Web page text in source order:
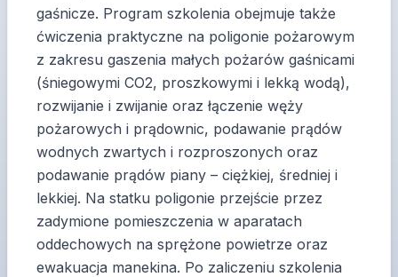
gaśnicze. Program szkolenia obejmuje także
ćwiczenia praktyczne na poligonie pożarowym
z zakresu gaszenia małych pożarów gaśnicami
(śniegowymi CO2, proszkowymi i lekką wodą),
rozwijanie i zwijanie oraz łączenie węży
pożarowych i prądownic, podawanie prądów
wodnych zwartych i rozproszonych oraz
podawanie prądów piany – ciężkiej, średniej i
lekkiej. Na statku poligonie przejście przez
zadymione pomieszczenia w aparatach
oddechowych na sprężone powietrze oraz
ewakuacja manekina. Po zaliczeniu szkolenia